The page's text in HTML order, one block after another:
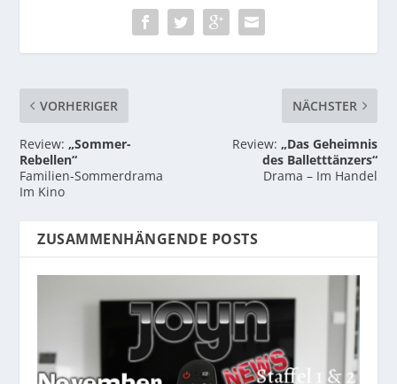
VORHERIGER
Review:„Sommer-
Rebellen“
Familien-Sommerdrama
Im Kino
NÄCHSTER
Review: „Das Geheimnis
des Balletttänzers“
Drama – Im Handel
ZUSAMMENHÄNGENDE POSTS